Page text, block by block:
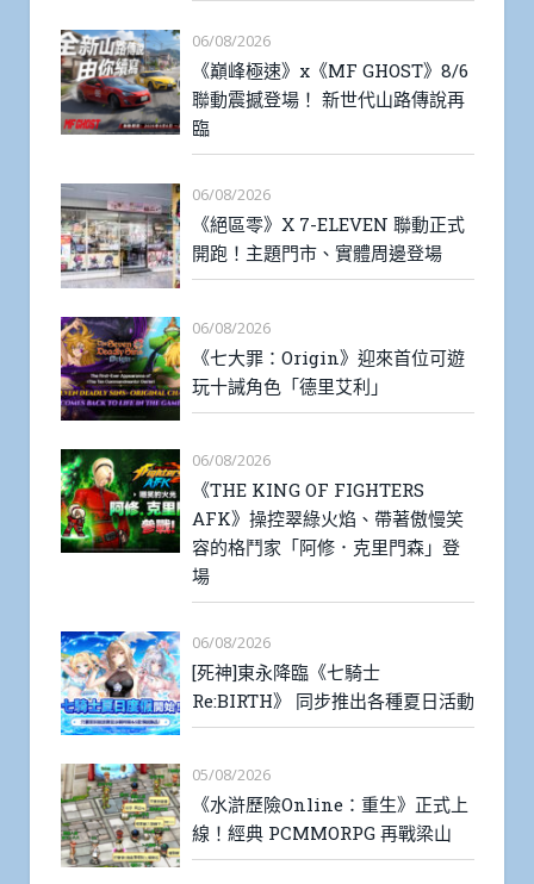
06/08/2026
《巔峰極速》x《MF GHOST》8/6
聯動震撼登場！ 新世代山路傳說再
臨
06/08/2026
《絕區零》X 7-ELEVEN 聯動正式
開跑！主題門市、實體周邊登場
06/08/2026
《七大罪：Origin》迎來首位可遊
玩十誡角色「德里艾利」
06/08/2026
《THE KING OF FIGHTERS
AFK》操控翠綠火焰、帶著傲慢笑
容的格鬥家「阿修．克里門森」登
場
06/08/2026
[死神]東永降臨《七騎士
Re:BIRTH》 同步推出各種夏日活動
05/08/2026
《水滸歷險Online：重生》正式上
線！經典 PCMMORPG 再戰梁山